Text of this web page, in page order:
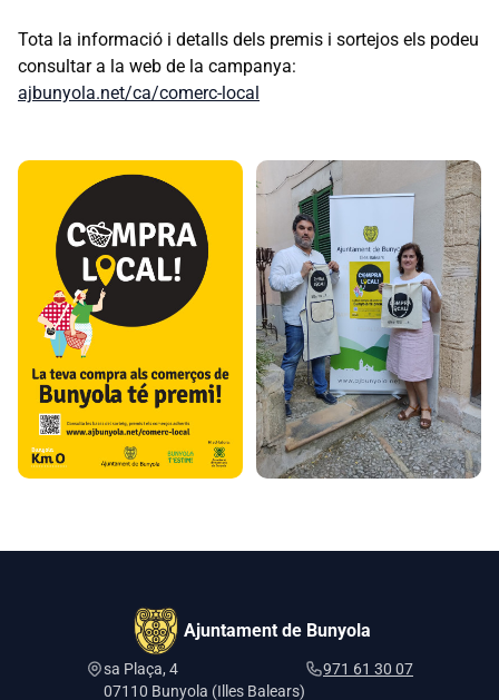
Tota la informació i detalls dels premis i sortejos els podeu
consultar a la web de la campanya:
ajbunyola.net/ca/comerc-local
Ajuntament de Bunyola
sa Plaça, 4
07110 Bunyola (Illes Balears)
971 61 30 07